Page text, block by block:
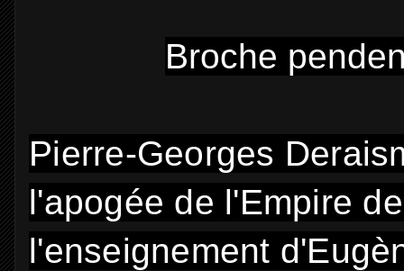
Broche
Pierre-Georges
l'apogée de l'Empire
l'enseignement